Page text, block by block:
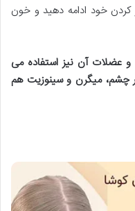
کردن خود ادامه دهید و خون
و عضلات آن نیز استفاده می
چشم، میگرن و سینوزیت هم